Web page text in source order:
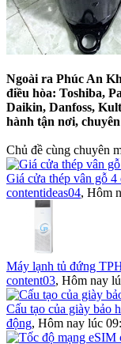
Ngoài ra Phúc An
điều hòa: Toshiba,
Daikin, Danfoss,
hành tận nơi,
Chủ đề cùng chuyên
Giá cửa thép vân gỗ
contentideas04, Hôm
Máy lạnh tủ đứng
content03, Hôm nay
Cấu tạo của giày bảo
động, Hôm nay lúc